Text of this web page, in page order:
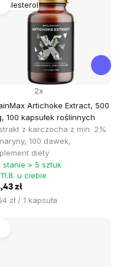
Cholesterol
Artichoke Extract, 500
100 kapsułek roślinnych
z karczocha z min. 2%
100 dawek,
diety
2x
stanie > 5 sztuk
u ciebie
zł
zł / 1 kapsuła